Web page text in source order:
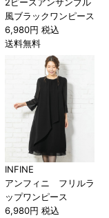
風ブラックワンピース
6,980円 税込
送料無料
INFINE
アンフィニ フリルラ
ップワンピース
6,980円 税込